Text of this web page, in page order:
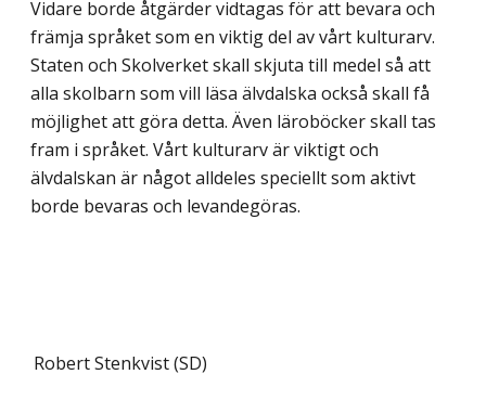
Vidare borde åtgärder vidtagas för att bevara och
främja språket som en viktig del av vårt kulturarv.
Staten och Skolverket skall skjuta till medel så att
alla skolbarn som vill läsa älvdalska också skall få
möjlighet att göra detta. Även läroböcker skall tas
fram i språket. Vårt kulturarv är viktigt och
älvdalskan är något alldeles speciellt som aktivt
borde bevaras och levandegöras.
Robert Stenkvist (SD)